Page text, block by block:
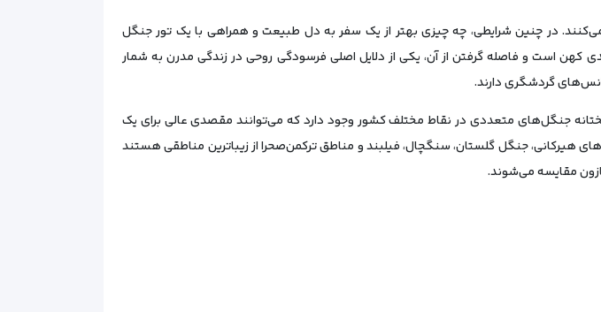
در چنین شرایطی، چه چیزی بهتر از یک سفر به دل طبیعت و همراهی با یک تور جنگل
کهن است و فاصله گرفتن از آن، یکی از دلایل اصلی فرسودگی روحی در زندگی مدرن به شمار
گردشگری دارند.
جنگل‌های متعددی در نقاط مختلف کشور وجود دارد که می‌توانند مقصدی عالی برای یک
هیرکانی، جنگل گلستان، سنگچال، فیلبند و مناطق ترکمن‌صحرا از زیباترین مناطقی هستند
مقایسه می‌شوند.